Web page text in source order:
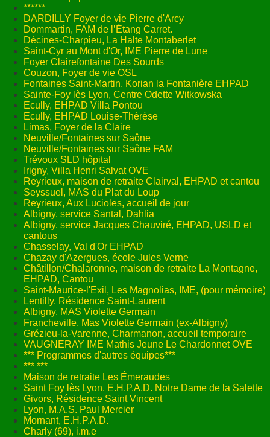
COMPRENDRE LE CHIEN
VISUELS ▼
ANNUAIRE
CONTACT
******
DARDILLY Foyer de vie Pierre d'Arcy
Dommartin, FAM de l’Étang Carret.
Décines-Charpieu, La Halte Montaberlet
Saint-Cyr au Mont d'Or, IME Pierre de Lune
Foyer Clairefontaine Des Sourds
Couzon, Foyer de vie OSL
Fontaines Saint-Martin, Korian la Fontanière EHPAD
Sainte-Foy lès Lyon, Centre Odette Witkowska
Ecully, EHPAD Villa Pontou
Ecully, EHPAD Louise-Thérèse
Limas, Foyer de la Claire
Neuville/Fontaines sur Saône
Neuville/Fontaines sur Saône FAM
Trévoux SLD hôpital
Irigny, Villa Henri Salvat OVE
Reyrieux, maison de retraite Clairval, EHPAD et cantou
Seyssuel, MAS du Plat du Loup
Reyrieux, Aux Lucioles, accueil de jour
Albigny, service Santal, Dahlia
Albigny, service Jacques Chauviré, EHPAD, USLD et
cantous
Chasselay, Val d'Or EHPAD
Chazay d'Azergues, école Jules Verne
Châtillon/Chalaronne, maison de retraite La Montagne,
EHPAD, Cantou
Saint-Maurice-l'Exil, Les Magnolias, IME, (pour mémoire)
Lentilly, Résidence Saint-Laurent
Albigny, MAS Violette Germain
Francheville, Mas Violette Germain (ex-Albigny)
Grézieu-la-Varenne, Charmanon, accueil temporaire
VAUGNERAY IME Mathis Jeune Le Chardonnet OVE
*** Programmes d'autres équipes***
*** ***
Maison de retraite Les Émeraudes
Saint Foy lès Lyon, E.H.P.A.D. Notre Dame de la Salette
Givors, Résidence Saint Vincent
Lyon, M.A.S. Paul Mercier
Mornant, E.H.P.A.D.
Charly (69), i.m.e